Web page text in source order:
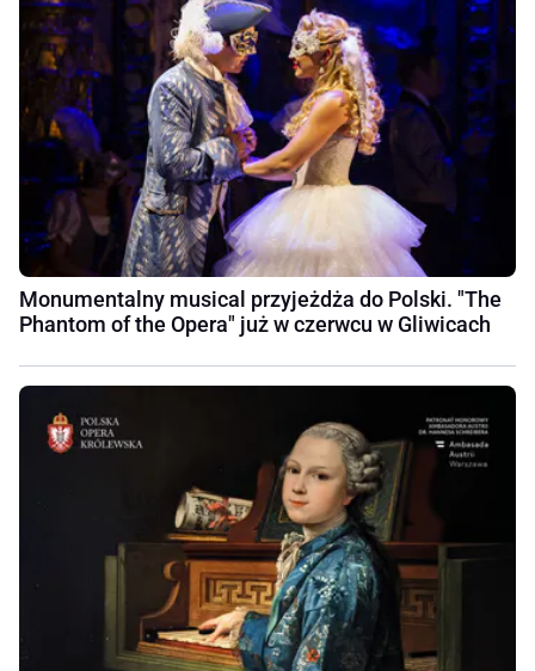
Monumentalny musical przyjeżdża do Polski. "The
Phantom of the Opera" już w czerwcu w Gliwicach